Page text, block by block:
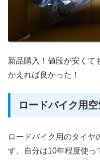
新品購入！値段が安くて
かえれば良かった！
ロードバイク用
ロードバイク用のタイヤ
す。自分は10年程度使っ